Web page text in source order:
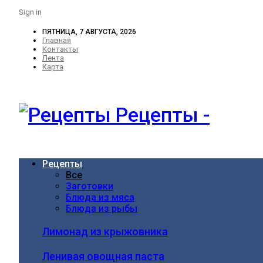
Sign in
ПЯТНИЦА, 7 АВГУСТА, 2026
Главная
Контакты
Лента
Карта
Рецепты -
Рецепты
Все
Заготовки
Блюда из мяса
Блюда из рыбы
Лимонад из крыжовника
Ленивая овощная паста